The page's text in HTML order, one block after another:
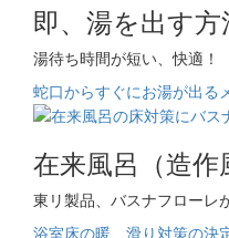
即、湯を出す方
湯待ち時間が短い、快適！
蛇口からすぐにお湯が出る
在来風呂（造作
東リ製品、バスナフローレ
浴室床の暖、滑り対策の決